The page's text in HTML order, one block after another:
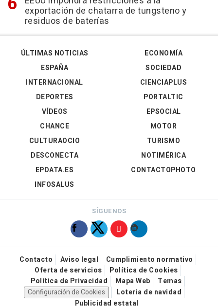
exportación de chatarra de tungsteno y
residuos de baterías
ÚLTIMAS NOTICIAS
ESPAÑA
INTERNACIONAL
DEPORTES
VÍDEOS
ECONOMÍA
SOCIEDAD
CIENCIAPLUS
PORTALTIC
EPSOCIAL
CHANCE
CULTURAOCIO
DESCONECTA
EPDATA.ES
INFOSALUS
MOTOR
TURISMO
NOTIMÉRICA
CONTACTOPHOTO
SÍGUENOS
Contacto Aviso legal
Cumplimiento normativo
Oferta de servicios
Política de Cookies
Política de Privacidad
Mapa Web
Temas
Configuración de Cookies
Loteria de navidad
Publicidad estatal